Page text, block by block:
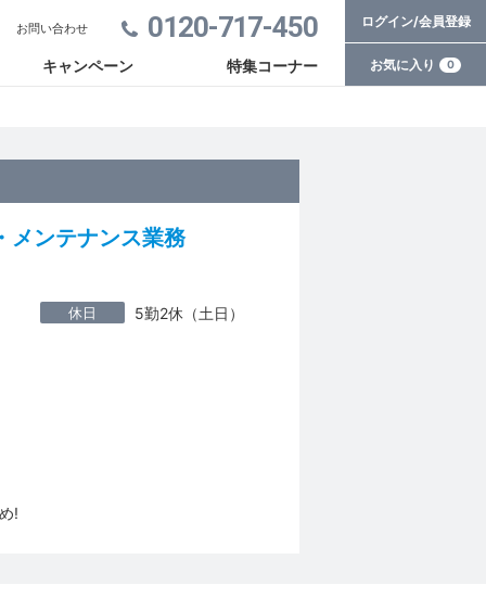
0120-717-450
キャンペーン 特集コーナー
お問い合わせ ログイン/会員登録
お気に入り 0
メンテナンス業務
休日 5勤2休（土日）
!